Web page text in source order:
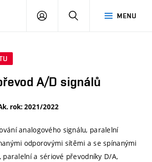
MENU
PŘIHLÁSIT
A/D signálů
rok: 2021/2022
analogového signálu, paralelní
odporovými sítěmi a se spínanými
paralelní a sériové převodníky D/A,